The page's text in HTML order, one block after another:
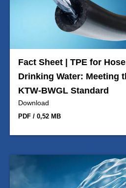
Fact Sheet | TPE for
Drinking Water: Meeting
KTW-BWGL Standard
Download
PDF / 0,52 MB